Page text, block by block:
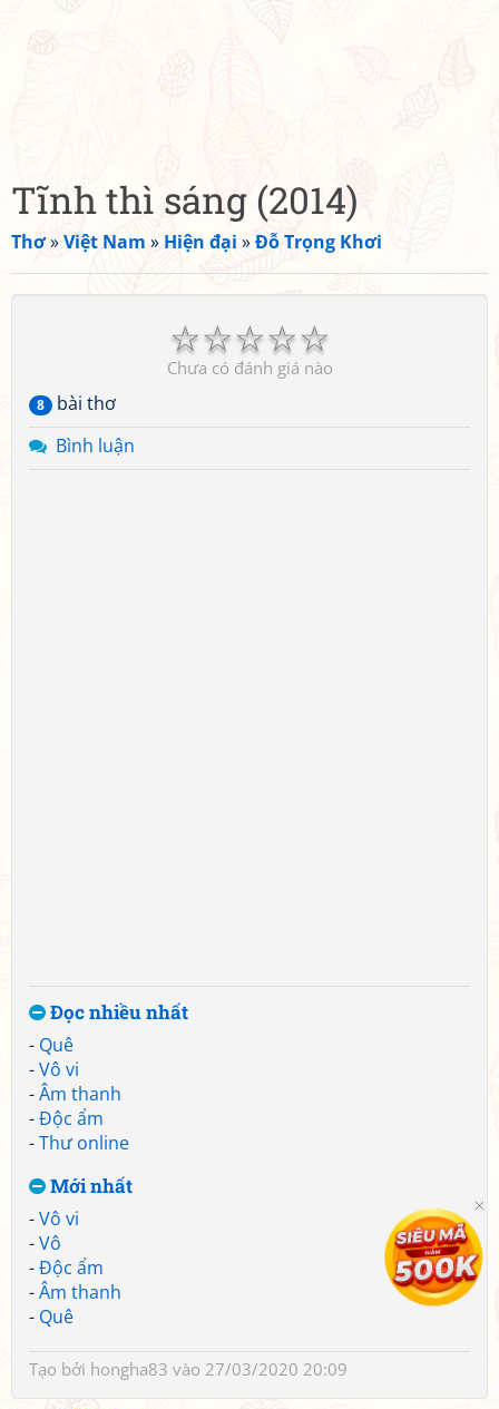
Tĩnh thì sáng (2014)
Thơ»Việt Nam » Hiện đại »Đỗ Trọng Khơi
☆
☆
☆
☆
☆
Chưa có đánh giá nào
8
bài thơ
Bình luận
Đọc nhiều nhất
- Quê
-Vô vi
-Âm thanh
-Độc ẩm
-Thư online
Mới nhất
-Vô vi
-Vô
-Độc ẩm
-Âm thanh
- Quê
Tạo bởi hongha83 vào 27/03/2020 20:09